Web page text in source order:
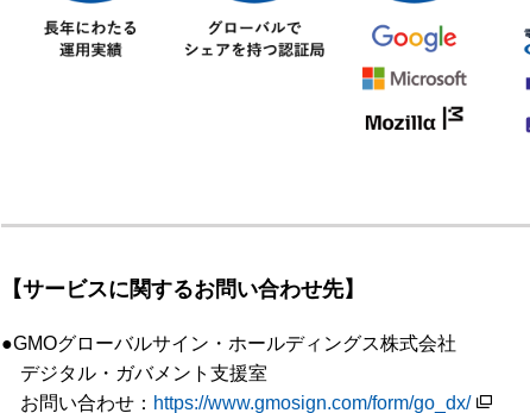
【サービスに関するお問い合わせ先】
●GMOグローバルサイン・ホールディングス株式会社
デジタル・ガバメント支援室
お問い合わせ： https://www.gmosign.com/form/go_dx/